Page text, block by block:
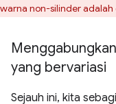
warna non-silinder adalah
yang bervariasi
Sejauh ini, kita